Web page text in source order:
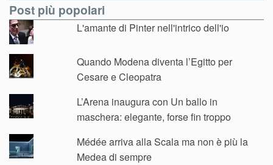
Post più popolari
L'amante di Pinter nell'intrico dell'io
Quando Modena diventa l’Egitto per
Cesare e Cleopatra
L’Arena inaugura con Un ballo in
maschera: elegante, forse fin troppo
Médée arriva alla Scala ma non è più la
Medea di sempre